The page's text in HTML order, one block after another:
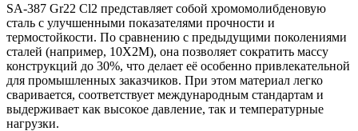
SA-387 Gr22 Cl2 представляет собой хромомолибденовую
сталь с улучшенными показателями прочности и
термостойкости. По сравнению с предыдущими поколениями
сталей (например, 10Х2М), она позволяет сократить массу
конструкций до 30%, что делает её особенно привлекательной
для промышленных заказчиков. При этом материал легко
сваривается, соответствует международным стандартам и
выдерживает как высокое давление, так и температурные
нагрузки.